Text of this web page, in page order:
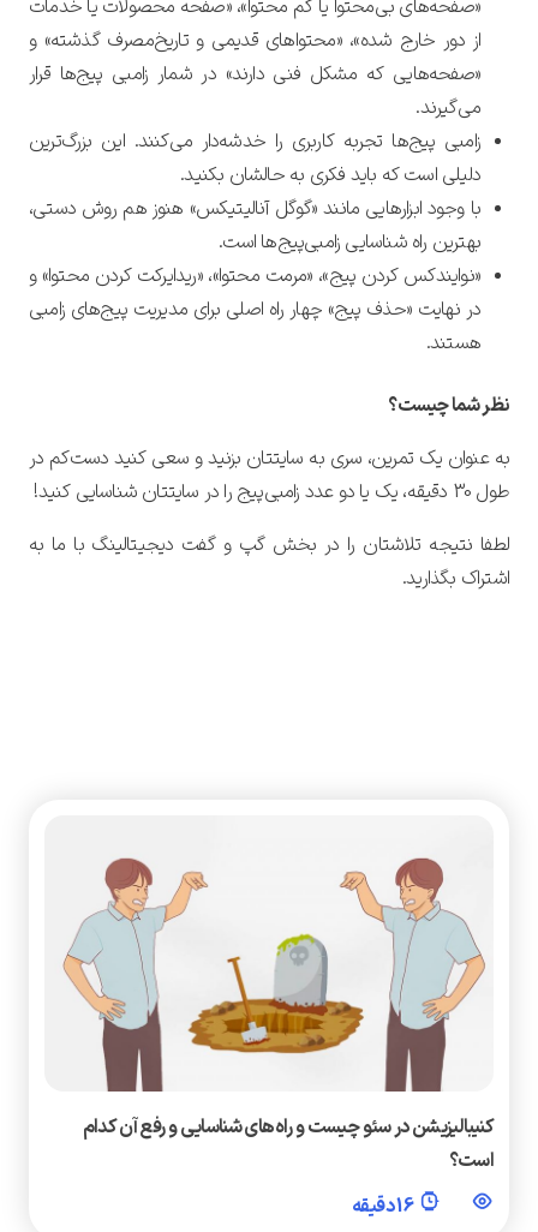
«صفحه‌های بی‌محتوا یا کم محتوا»، «صفحه محصولات یا خدمات
از دور خارج شده»، «محتواهای قدیمی و تاریخ‌مصرف گذشته» و
«صفحه‌هایی که مشکل فنی دارند» در شمار زامبی پیج‌ها قرار
می‌گیرند.
زامبی پیج‌ها تجربه کاربری را خدشه‌دار می‌کنند. این بزرگ‌ترین
دلیلی است که باید فکری به حالشان بکنید.
با وجود ابزارهایی مانند «گوگل آنالیتیکس» هنوز هم روش دستی،
بهترین راه شناسایی زامبی‌پیج‌ها است.
«نوایندکس کردن پیج»، «مرمت محتوا»، «ریدایرکت کردن محتوا» و
در نهایت «حذف پیج» چهار راه اصلی برای مدیریت پیج‌های زامبی
هستند.
نظر شما چیست؟
به عنوان یک تمرین، سری به سایتتان بزنید و سعی کنید دست‌کم در
طول 30 دقیقه، یک یا دو عدد زامبی‌پیج را در سایتتان شناسایی کنید!
لطفا نتیجه تلاشتان را در بخش گپ و گفت دیجیتالینگ با ما به
اشتراک بگذارید.
کنیبالیزیشن در سئو چیست و راه‌های شناسایی و رفع آن کدام
است؟
16 دقیقه